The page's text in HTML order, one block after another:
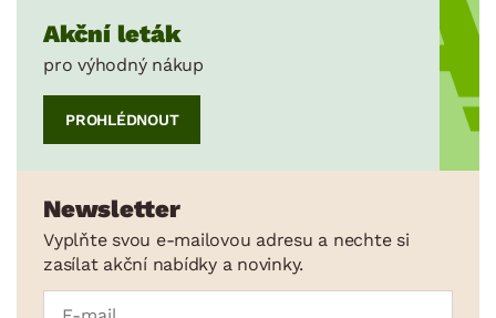
Akční leták
pro výhodný nákup
PROHLÉDNOUT
Newsletter
Vyplňte svou e-mailovou adresu a nechte si
zasílat akční nabídky a novinky.